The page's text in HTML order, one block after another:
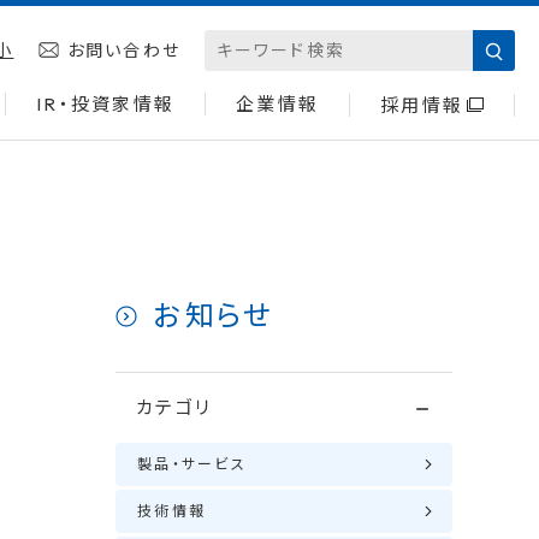
お問い合わせ
IR・投資家情報 企業情報 採用情報
お知らせ
カテゴリ
製品・サービス
技術情報